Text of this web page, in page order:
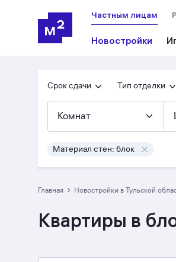
Частным лицам
Новостройки
Срок сдачи Тип отделки
Комнат
Материал стен: блок
Главная › Новостройки в Тульской
Квартиры в